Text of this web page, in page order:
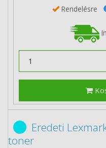
Rendelésre
Eredeti
toner